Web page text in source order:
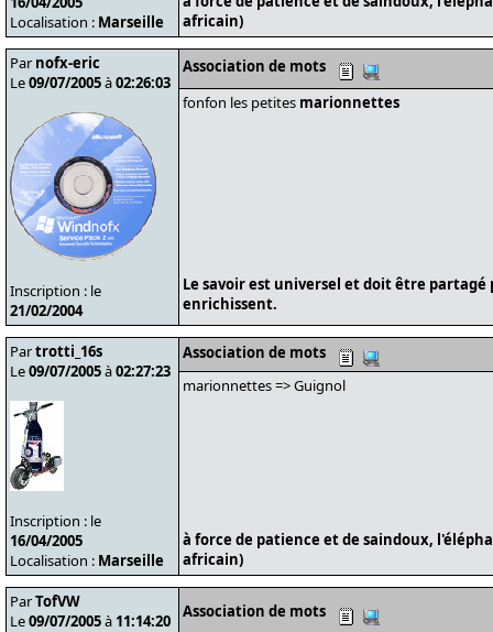
Localisation : Marseille
africain)
Par nofx-eric
Le09/07/2005à02:26:03
Inscription : le
21/02/2004
Association de mots
fonfon les petites marionnettes
Le savoir est universel et doit être partagé
enrichissent.
Partrotti_16s
Le09/07/2005à02:27:23
Inscription : le
16/04/2005
Localisation : Marseille
Association de mots
marionnettes => Guignol
à force de patience et de saindoux,
africain)
ParTofVW
Le09/07/2005à 11:14:20 Association de mots